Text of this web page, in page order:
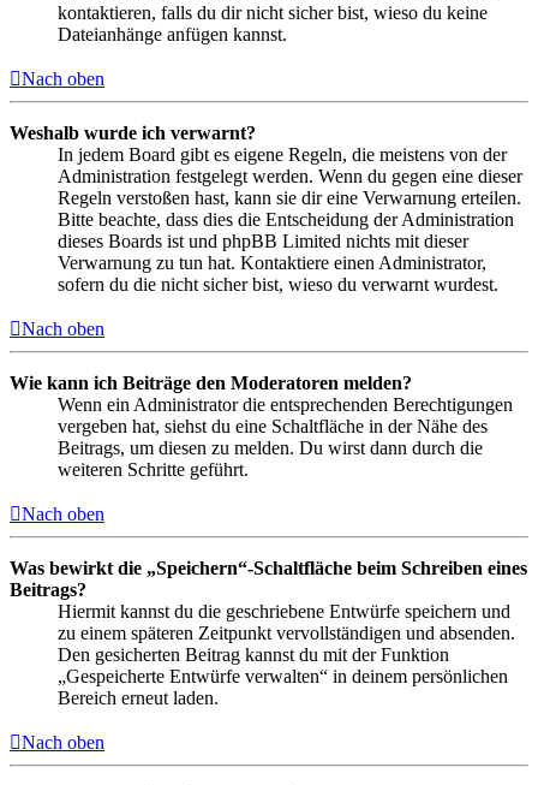
kontaktieren, falls du dir nicht sicher bist, wieso du keine
Dateianhänge anfügen kannst.
Nach oben
Weshalb wurde ich verwarnt?
In jedem Board gibt es eigene Regeln, die meistens von der
Administration festgelegt werden. Wenn du gegen eine dieser
Regeln verstoßen hast, kann sie dir eine Verwarnung erteilen.
Bitte beachte, dass dies die Entscheidung der Administration
dieses Boards ist und phpBB Limited nichts mit dieser
Verwarnung zu tun hat. Kontaktiere einen Administrator,
sofern du die nicht sicher bist, wieso du verwarnt wurdest.
Nach oben
Wie kann ich Beiträge den Moderatoren melden?
Wenn ein Administrator die entsprechenden Berechtigungen
vergeben hat, siehst du eine Schaltfläche in der Nähe des
Beitrags, um diesen zu melden. Du wirst dann durch die
weiteren Schritte geführt.
Nach oben
Was bewirkt die „Speichern“-Schaltfläche beim Schreiben eines
Beitrags?
Hiermit kannst du die geschriebene Entwürfe speichern und
zu einem späteren Zeitpunkt vervollständigen und absenden.
Den gesicherten Beitrag kannst du mit der Funktion
„Gespeicherte Entwürfe verwalten“ in deinem persönlichen
Bereich erneut laden.
Nach oben